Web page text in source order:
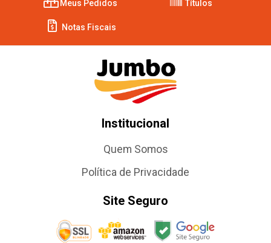
Meus Pedidos Títulos
Notas Fiscais
Institucional
Quem Somos
Política de Privacidade
Site Seguro